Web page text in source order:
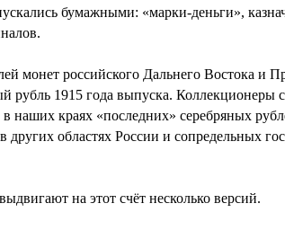
бумажными: «марки-деньги»,
монет российского Дальнего Востока и
рубль 1915 года выпуска. Коллекционеры
наших краях «последних» серебряных
областях России и сопредельных
на этот счёт несколько версий.